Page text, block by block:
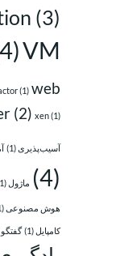
(3)
VM
(1) web
(2) xen(1)
آسیب‌پذیری (1)
(4)
ماژول (1)
هوش مصنوعی (1)
کامپایل (1) گفتگو